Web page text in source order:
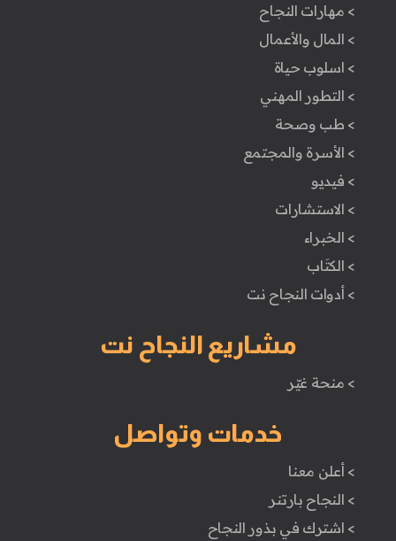
> مهارات النجاح
> المال والأعمال
> اسلوب حياة
> التطور المهني
> طب وصحة
> الأسرة والمجتمع
> فيديو
> الاستشارات
> الخبراء
> الكتَاب
> أدوات النجاح نت
مشاريع النجاح نت
> منحة غيّر
خدمات وتواصل
> أعلن معنا
> النجاح بارتنر
> اشترك في بذور النجاح